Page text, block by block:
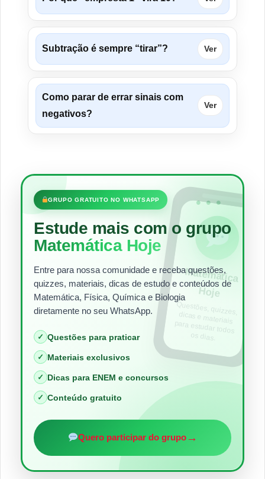
Subtração é sempre “tirar”? Ver
Como parar de errar sinais com
negativos?
Ver
•••
GRUPO GRATUITO NO WHATSAPP
Estude mais com o grupo
Matemática Hoje
Entre para nossa comunidade e receba questões,
quizzes, materiais, dicas de estudo e conteúdos de
Matemática, Física, Química e Biologia
diretamente no seu WhatsApp.
✓ Questões para praticar
✓ Materiais exclusivos
✓ Dicas para ENEM e concursos
✓ Conteúdo gratuito
Quero participar do grupo→
Matem
ática
Hoje
Questões, quizzes,
dicas e materiais
para estudar todos
os dias.